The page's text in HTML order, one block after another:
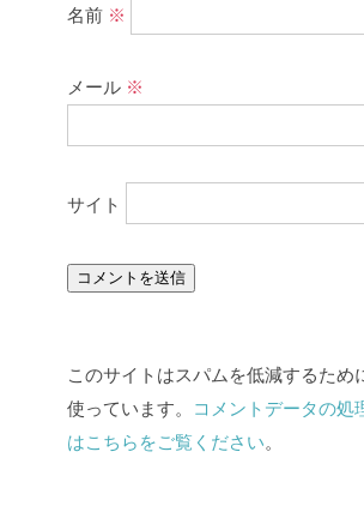
名前 ※
メール ※
サイト
このサイトはスパムを低減するため
使っています。
コメントデータの処
はこちらをご覧ください。